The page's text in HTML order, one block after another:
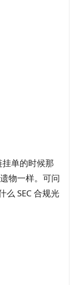
单的时候那
物一样。可问
么 SEC 合规光